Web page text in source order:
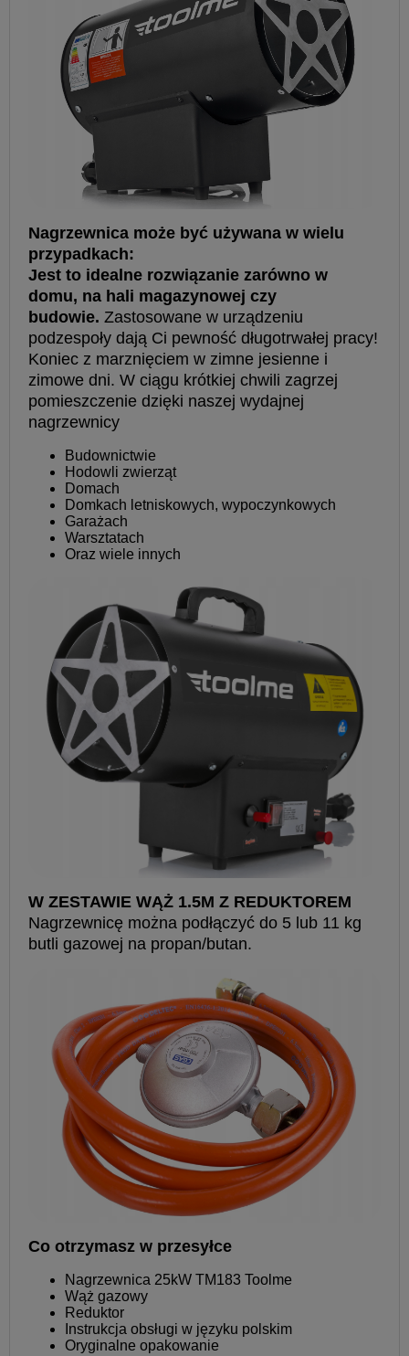
Nagrzewnica może być używana w wielu
przypadkach:
Jest to idealne rozwiązanie zarówno w
domu, na hali magazynowej czy
budowie. Zastosowane w urządzeniu
podzespoły dają Ci pewność długotrwałej pracy!
Koniec z marznięciem w zimne jesienne i
zimowe dni. W ciągu krótkiej chwili zagrzej
pomieszczenie dzięki naszej wydajnej
nagrzewnicy
Budownictwie
Hodowli zwierząt
Domach
Domkach letniskowych, wypoczynkowych
Garażach
Warsztatach
Oraz wiele innych
W ZESTAWIE WĄŻ 1.5M Z REDUKTOREM
Nagrzewnicę można podłączyć do 5 lub 11 kg
butli gazowej na propan/butan.
Co otrzymasz w przesyłce
Nagrzewnica 25kW TM183 Toolme
Wąż gazowy
Reduktor
Instrukcja obsługi w języku polskim
Oryginalne opakowanie